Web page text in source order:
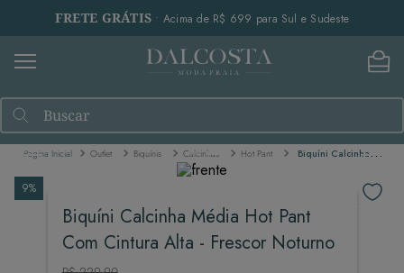
FRETE GRÁTIS • Acima de R$ 699 para Sul e Sudeste
Buscar
Outlet Biquínis Calcinhas Hot Pant Biquíni Calcinha Média Hot Pant Com Cintura Alta - Frescor Noturno
9%
Biquíni Calcinha Média Hot Pant
Com Cintura Alta - Frescor Noturno